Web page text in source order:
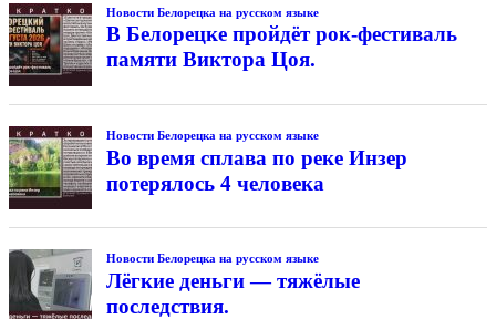
Новости Белорецка на русском языке
В Белорецке пройдёт рок-фестиваль
памяти Виктора Цоя.
Новости Белорецка на русском языке
Во время сплава по реке Инзер
потерялось 4 человека
Новости Белорецка на русском языке
Лёгкие деньги — тяжёлые
последствия.